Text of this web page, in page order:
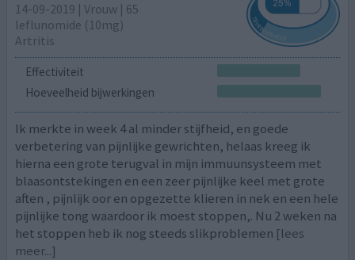
14-09-2019 | Vrouw | 65
leflunomide (10mg)
Artritis
Effectiviteit
Hoeveelheid bijwerkingen
Ik merkte in week 4 al minder stijfheid, en goede
verbetering van pijnlijke gewrichten, helaas kreeg ik
hierna een grote terugval in mijn immuunsysteem met
blaasontstekingen en een zeer pijnlijke keel met grote
aften , pijnlijk oor en opgezette klieren in nek en een hele
pijnlijke tong waardoor ik moest stoppen,. Nu 2 weken na
het stoppen heb ik nog steeds slikproblemen [lees
meer...]